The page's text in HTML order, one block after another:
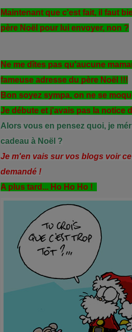
Maintenant que c'est fait, il faut
père Noël pour lui envoyer, non ?
Ne me dîtes pas qu'aucune
fameuse adresse du père Noël !!!
Bon soyez sympa, on ne se
Je débute et j'avais pas la notice
Alors vous en pensez quoi, je
cadeau à Noël ?
Je m'en vais sur vos blogs voir
demandé !
A plus tard... Ho Ho Ho !